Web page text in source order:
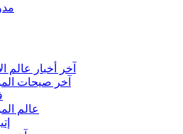
آخر أخبار عالم
آخر صيحات
عالم